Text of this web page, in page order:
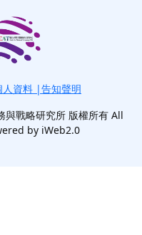
人資料 |告知聲明
戰略研究所 版權所有 All
by iWeb2.0